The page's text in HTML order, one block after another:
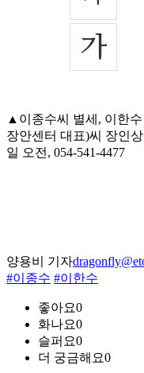
▲이종수씨 별세, 이한
장안센터 대표)씨 장인
일 오전, 054-541-4477
양용비 기자
#이종수 #이한수
좋아요0
화나요0
슬퍼요0
더 궁금해요0